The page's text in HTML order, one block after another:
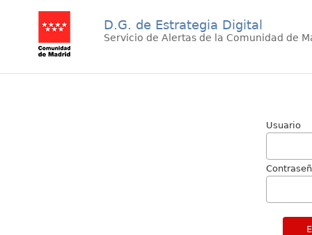
D.G. de Estrategia Digital
Servicio de Alertas de la Comunidad de
Usuario